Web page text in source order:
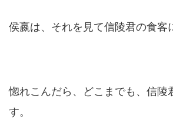
侯嬴は、それを見て信陵君の食客
惚れこんだら、どこまでも、信陵
す。